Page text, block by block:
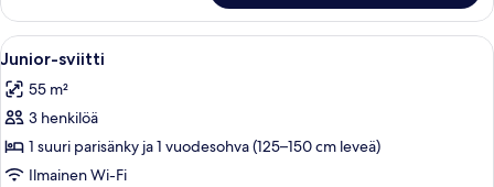
1
suuri
parisänky
Avaa
kaikki
huonetyypin
Junior-
sviitti
kuvat
Moderni hotellihuone, jossa on suuri
4
Junior-sviitti
55 m²
3 henkilöä
1 suuri parisänky ja 1 vuodesohva (125–150 cm leveä)
Ilmainen Wi-Fi